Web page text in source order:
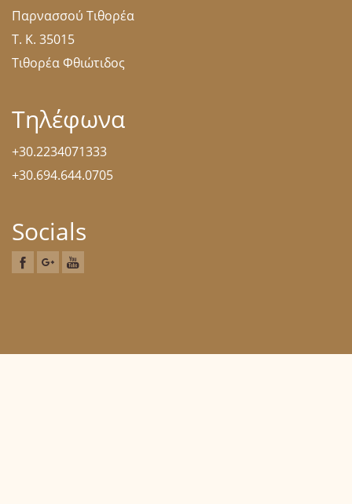
Παρνασσού Τιθορέα
Τ. Κ. 35015
Τιθορέα Φθιώτιδος
Τηλέφωνα
+30.2234071333
+30.694.644.0705
Socials